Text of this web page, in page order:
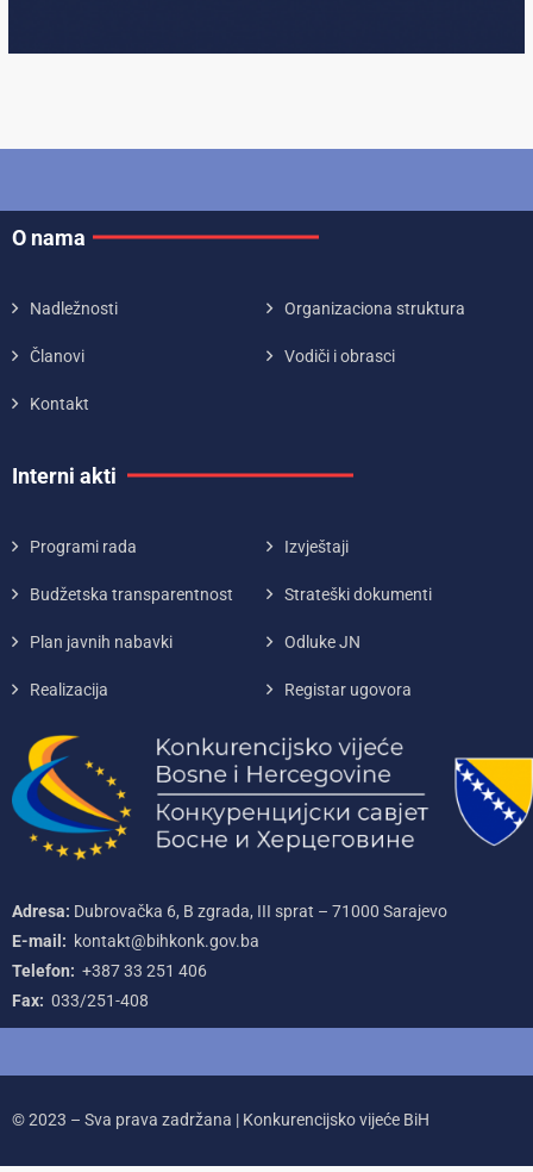
O nama
Nadležnosti Organizaciona struktura
Članovi Vodiči i obrasci
Kontakt
Interni akti
Programi rada Izvještaji
Budžetska transparentnost Strateški dokumenti
Plan javnih nabavki Odluke JN
Realizacija Registar ugovora
Adresa: Dubrovačka 6, B zgrada, III sprat – 71000‌ Sarajevo
E-mail: kontakt@bihkonk.gov.ba
Telefon: +387‌ 33‌ 251‌ 406
Fax: 033/251-408
© 2023 – Sva prava zadržana | Konkurencijsko vijeće BiH